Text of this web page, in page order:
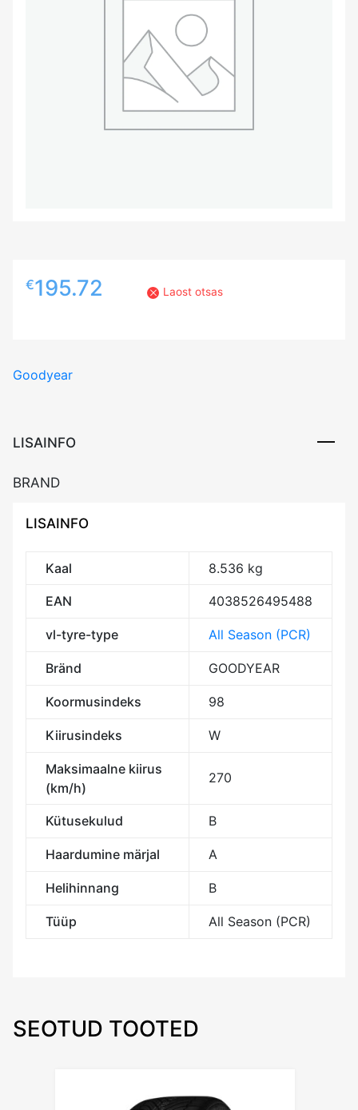
€195.72 Laost otsas
Goodyear
LISAINFO
BRAND
LISAINFO
Kaal 8.536 kg
EAN 4038526495488
vl-tyre-type All Season (PCR)
Bränd GOODYEAR
Koormusindeks 98
Kiirusindeks W
Maksimaalne kiirus
(km/h)
270
Kütusekulud B
Haardumine märjal A
Helihinnang B
Tüüp All Season (PCR)
SEOTUD TOOTED